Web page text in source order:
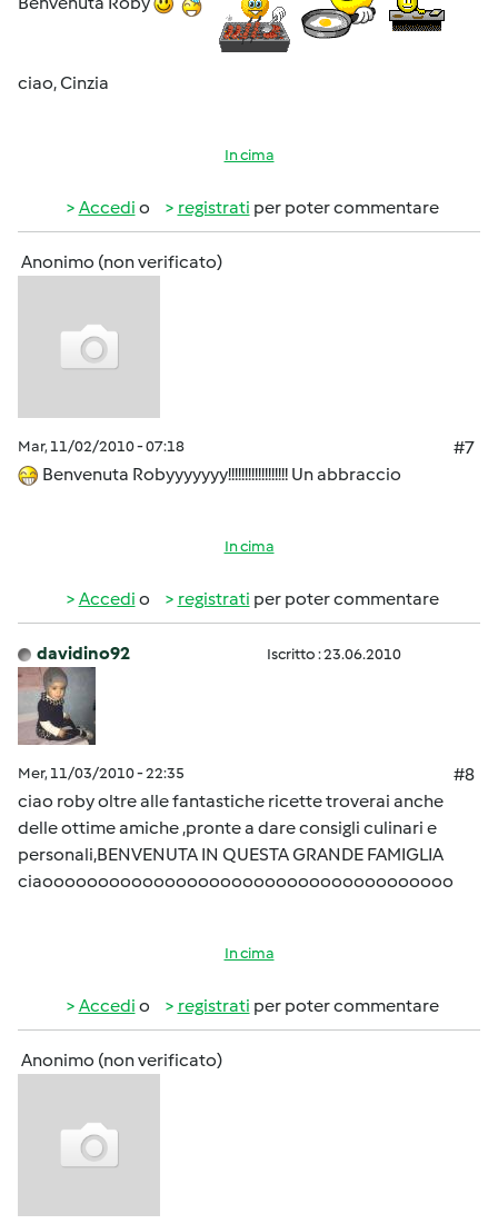
ciao, Cinzia
In cima
Accedi o registrati per poter commentare
Anonimo (non verificato)
Mar, 11/02/2010 - 07:18
#7
Benvenuta Robyyyyyyy!!!!!!!!!!!!!!!!!! Un abbraccio
In cima
Accedi o registrati per poter commentare
davidino92 Iscritto : 23.06.2010
Mer, 11/03/2010 - 22:35
#8
ciao roby oltre alle fantastiche ricette troverai anche
delle ottime amiche ,pronte a dare consigli culinari e
personali,BENVENUTA IN QUESTA GRANDE FAMIGLIA
ciaooooooooooooooooooooooooooooooooooooo
In cima
Accedi o registrati per poter commentare
Anonimo (non verificato)